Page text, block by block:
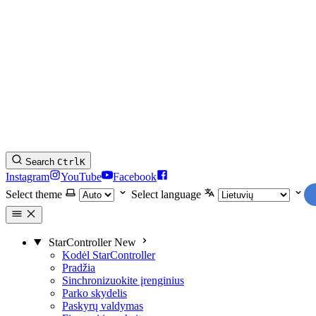
Search CtrlK
Instagram YouTube
Facebook
Select theme
Select language
StarController New
Kodėl StarController
Pradžia
Sinchronizuokite įrenginius
Parko skydelis
Paskyrų valdymas